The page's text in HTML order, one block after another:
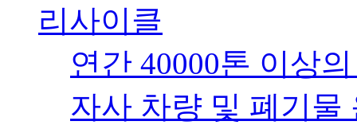
REDE MORE
DUKSAN NEWS